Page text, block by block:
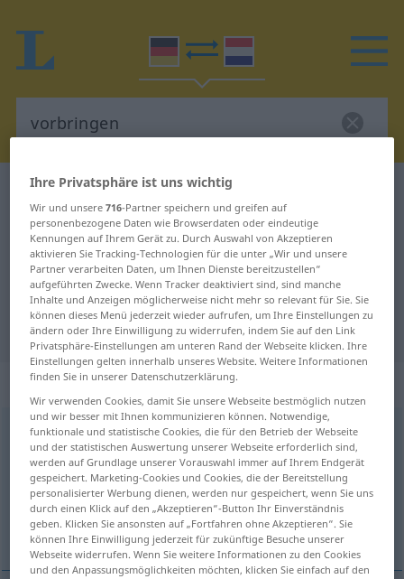
Deutsch-Niederländisch Wörterbuch
Deutsch-Niederländisch
Übersetzung für "vorbringen"
"vorbringen" Niederländisch
Übersetzung
„vorbringen“
vorbringen
Übersicht aller Übersetzungen
(Für mehr Details die Übersetzung anklicken/antippen)
aanvoeren, uiten, te berde brengen
Ihre Privatsphäre ist uns wichtig
Wir und unsere716-Partner speichern und greifen auf
personenbezogene Daten wie Browserdaten oder eindeutige
Kennungen auf Ihrem Gerät zu. Durch Auswahl von Akzeptieren
aktivieren Sie Tracking-Technologien für die unter „Wir und unsere
Partner verarbeiten Daten, um Ihnen Dienste bereitzustellen“
aufgeführten Zwecke. Wenn Tracker deaktiviert sind, sind manche
Inhalte und Anzeigen möglicherweise nicht mehr so relevant für Sie. Sie
können dieses Menü jederzeit wieder aufrufen, um Ihre Einstellungen zu
ändern oder Ihre Einwilligung zu widerrufen, indem Sie auf den Link
Privatsphäre-Einstellungen am unteren Rand der Webseite klicken. Ihre
Einstellungen gelten innerhalb unseres Website. Weitere Informationen
finden Sie in unserer Datenschutzerklärung.
Wir verwenden Cookies, damit Sie unsere Webseite bestmöglich nutzen
und wir besser mit Ihnen kommunizieren können. Notwendige,
funktionale und statistische Cookies, die für den Betrieb der Webseite
und der statistischen Auswertung unserer Webseite erforderlich sind,
werden auf Grundlage unserer Vorauswahl immer auf Ihrem Endgerät
gespeichert. Marketing-Cookies und Cookies, die der Bereitstellung
personalisierter Werbung dienen, werden nur gespeichert, wenn Sie uns
durch einen Klick auf den „Akzeptieren“-Button Ihr Einverständnis
geben. Klicken Sie ansonsten auf „Fortfahren ohne Akzeptieren“. Sie
können Ihre Einwilligung jederzeit für zukünftige Besuche unserer
Webseite widerrufen. Wenn Sie weitere Informationen zu den Cookies
und den Anpassungsmöglichkeiten möchten, klicken Sie einfach auf den